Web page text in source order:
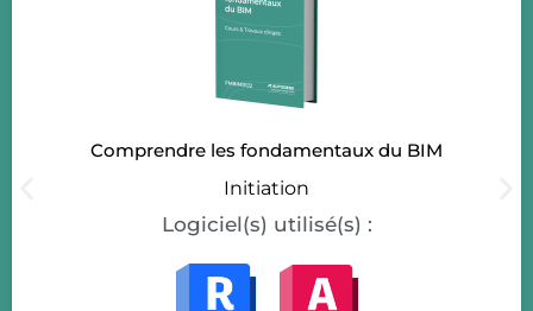
Comprendre les fondamentaux du BIM
Initiation
Logiciel(s) utilisé(s) :